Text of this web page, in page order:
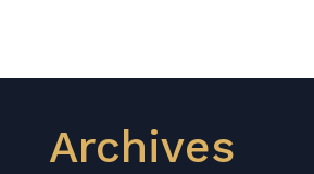
Archives